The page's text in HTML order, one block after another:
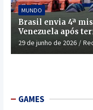
MUNDO
Brasil envia 4ª
Venezuela após
29 de junho de 2026
GAMES